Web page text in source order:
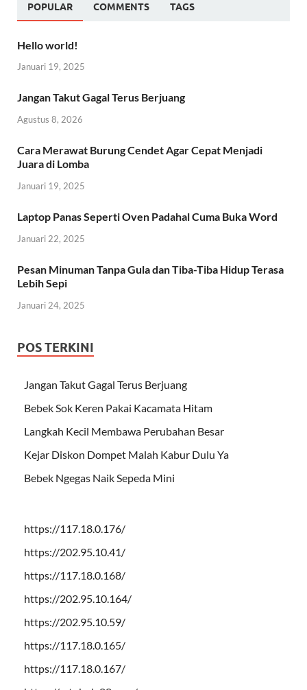
POPULAR COMMENTS TAGS
Hello world!
Januari 19, 2025
Jangan Takut Gagal Terus Berjuang
Agustus 8, 2026
Cara Merawat Burung Cendet Agar Cepat Menjadi
Juara di Lomba
Januari 19, 2025
Laptop Panas Seperti Oven Padahal Cuma Buka Word
Januari 22, 2025
Pesan Minuman Tanpa Gula dan Tiba-Tiba Hidup Terasa
Lebih Sepi
Januari 24, 2025
POS TERKINI
Jangan Takut Gagal Terus Berjuang
Bebek Sok Keren Pakai Kacamata Hitam
Langkah Kecil Membawa Perubahan Besar
Kejar Diskon Dompet Malah Kabur Dulu Ya
Bebek Ngegas Naik Sepeda Mini
https://117.18.0.176/
https://202.95.10.41/
https://117.18.0.168/
https://202.95.10.164/
https://202.95.10.59/
https://117.18.0.165/
https://117.18.0.167/